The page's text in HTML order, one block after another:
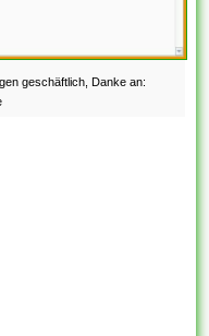
geschäftlich, Danke an: